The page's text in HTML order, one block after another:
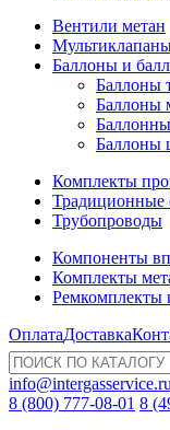
Вентили метан
Баллоны и
Баллоны
Баллоны
Баллоны
Комплекты
Традиционные
Трубопроводы
Компоненты
Комплекты
Ремкомплекты
ОплатаДоставка
info@intergasservice.ru
8 (800) 777-08-01 8